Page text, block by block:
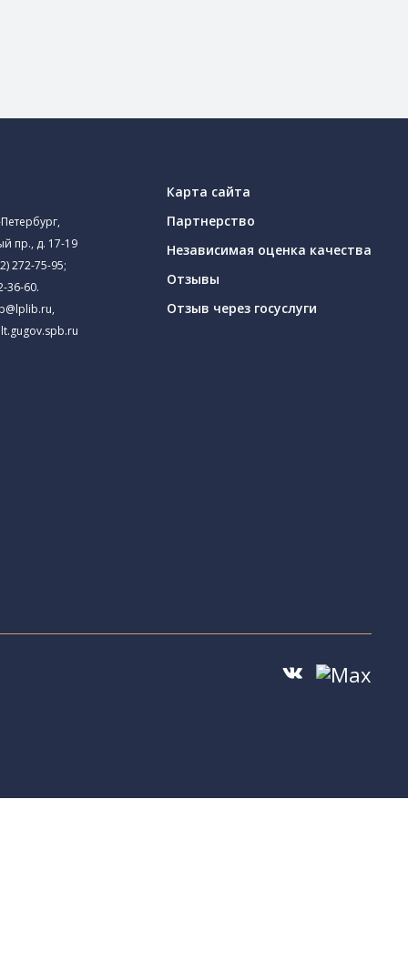
пр., д. 17-19
272-75-95;
36-60.
,
Карта сайта
Партнерство
Независимая оценка качества
Отзывы
Отзыв через госуслуги